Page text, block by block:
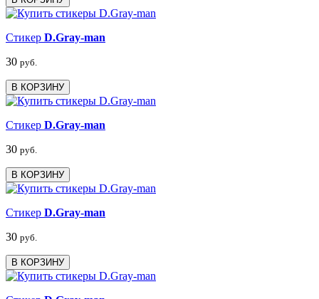
Стикер D.Gray-man
30 руб.
В КОРЗИНУ
Стикер D.Gray-man
30 руб.
В КОРЗИНУ
Стикер D.Gray-man
30 руб.
В КОРЗИНУ